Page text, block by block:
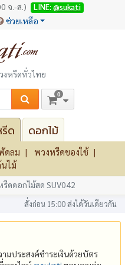
จ.-ส.) LINE: @sukati
ช่วยเหลือ
งหรีดทั่วไทย
0
ด ดอกไม้
ดลม
พวงหรีดของใช้
ไม้
รีดดอกไม้สด SUV042
สั่งก่อน 15:00 ส่งได้วันเดียวกัน
มประสงค์ชำระเงินด้วยบัตร